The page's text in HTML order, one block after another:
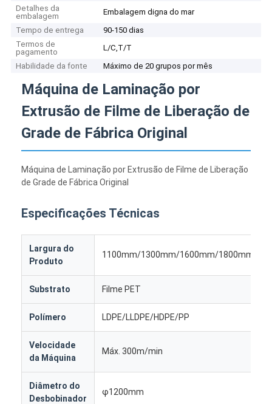
Detalhes da
embalagem
Embalagem digna do mar
Tempo de entrega
90-150 dias
Termos de
pagamento
L/C,T/T
Habilidade da fonte
Máximo de 20 grupos por mês
Máquina de Laminação por
Extrusão de Filme de Liberação de
Grade de Fábrica Original
Máquina de Laminação por Extrusão de Filme de Liberação
de Grade de Fábrica Original
Especificações Técnicas
Largura do
Produto
1100mm/1300mm/1600mm/1800mm/
Substrato Filme PET
Polímero LDPE/LLDPE/HDPE/PP
Velocidade
da Máquina
Máx. 300m/min
Diâmetro do
Desbobinador
φ1200mm